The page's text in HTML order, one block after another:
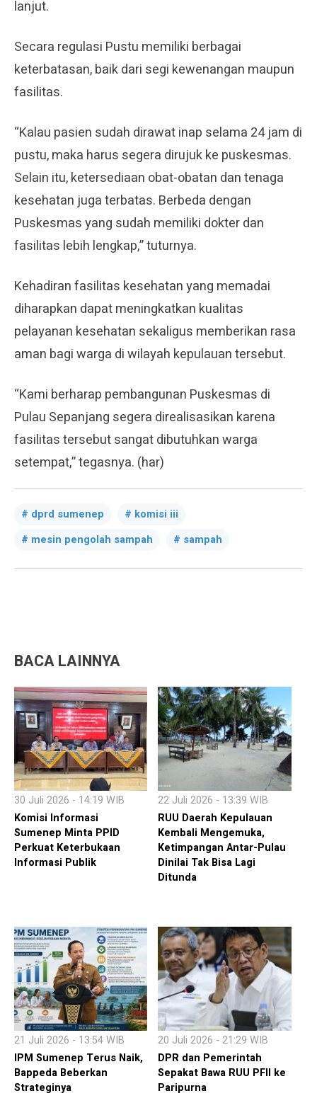
lanjut.
Secara regulasi Pustu memiliki berbagai
keterbatasan, baik dari segi kewenangan maupun
fasilitas.
“Kalau pasien sudah dirawat inap selama 24 jam di
pustu, maka harus segera dirujuk ke puskesmas.
Selain itu, ketersediaan obat-obatan dan tenaga
kesehatan juga terbatas. Berbeda dengan
Puskesmas yang sudah memiliki dokter dan
fasilitas lebih lengkap,” tuturnya.
Kehadiran fasilitas kesehatan yang memadai
diharapkan dapat meningkatkan kualitas
pelayanan kesehatan sekaligus memberikan rasa
aman bagi warga di wilayah kepulauan tersebut.
“Kami berharap pembangunan Puskesmas di
Pulau Sepanjang segera direalisasikan karena
fasilitas tersebut sangat dibutuhkan warga
setempat,” tegasnya. (har)
dprd sumenep
komisi iii
mesin pengolah sampah
sampah
BACA LAINNYA
30 Juli 2026 - 14:19 WIB
Komisi Informasi
Sumenep Minta PPID
Perkuat Keterbukaan
Informasi Publik
22 Juli 2026 - 13:39 WIB
RUU Daerah Kepulauan
Kembali Mengemuka,
Ketimpangan Antar-Pulau
Dinilai Tak Bisa Lagi
Ditunda
21 Juli 2026 - 13:54 WIB
IPM Sumenep Terus Naik,
Bappeda Beberkan
Strateginya
20 Juli 2026 - 21:29 WIB
DPR dan Pemerintah
Sepakat Bawa RUU PFII ke
Paripurna